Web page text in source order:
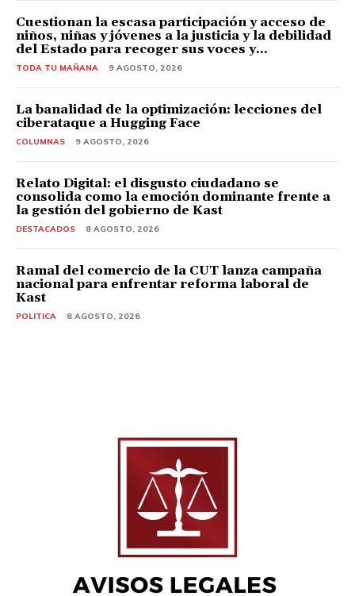
Cuestionan la escasa participación y acceso de
niños, niñas y jóvenes a la justicia y la debilidad
del Estado para recoger sus voces y...
TODA TU MAÑANA 9 AGOSTO, 2026
La banalidad de la optimización: lecciones del
ciberataque a Hugging Face
COLUMNAS 9 AGOSTO, 2026
Relato Digital: el disgusto ciudadano se
consolida como la emoción dominante frente a
la gestión del gobierno de Kast
DESTACADOS 8 AGOSTO, 2026
Ramal del comercio de la CUT lanza campaña
nacional para enfrentar reforma laboral de
Kast
POLITICA 8 AGOSTO, 2026